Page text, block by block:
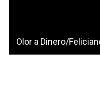
Olor a Dinero/